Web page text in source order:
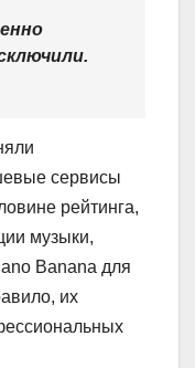
сервисы
рейтинга,
музыки,
Banana для
их